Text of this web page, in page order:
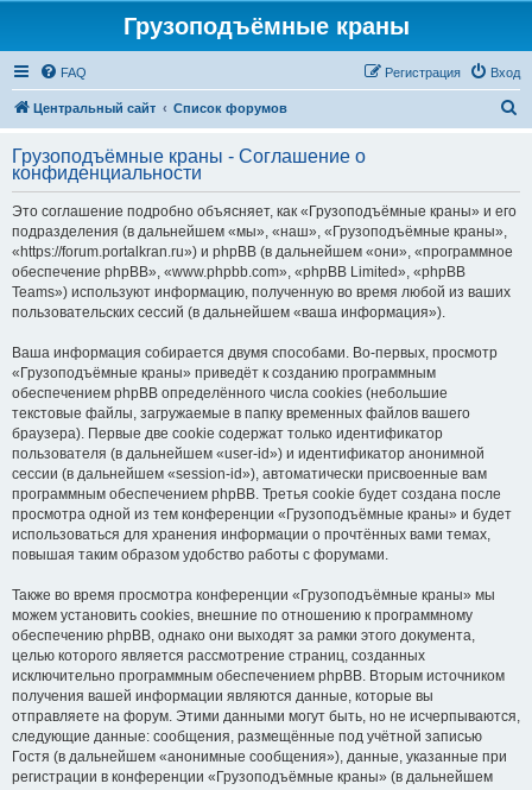
Грузоподъёмные краны
FAQ Вход
Регистрация
Центральный сайт Список форумов
с
Грузоподъёмные краны - Соглашение о
конфиденциальности
Это соглашение подробно объясняет, как «Грузоподъёмные краны» и его
подразделения (в дальнейшем «мы», «наш», «Грузоподъёмные краны»,
«https://forum.portalkran.ru») и phpBB (в дальнейшем «они», «программное
обеспечение phpBB», «www.phpbb.com», «phpBB Limited», «phpBB
Teams») используют информацию, полученную во время любой из ваших
пользовательских сессий (в дальнейшем «ваша информация»).
Ваша информация собирается двумя способами. Во-первых, просмотр
«Грузоподъёмные краны» приведёт к созданию программным
обеспечением phpBB определённого числа cookies (небольшие
текстовые файлы, загружаемые в папку временных файлов вашего
браузера). Первые две cookie содержат только идентификатор
пользователя (в дальнейшем «user-id») и идентификатор анонимной
сессии (в дальнейшем «session-id»), автоматически присвоенные вам
программным обеспечением phpBB. Третья cookie будет создана после
просмотра одной из тем конференции «Грузоподъёмные краны» и будет
использоваться для хранения информации о прочтённых вами темах,
повышая таким образом удобство работы с форумами.
Также во время просмотра конференции «Грузоподъёмные краны» мы
можем установить cookies, внешние по отношению к программному
обеспечению phpBB, однако они выходят за рамки этого документа,
целью которого является рассмотрение страниц, созданных
исключительно программным обеспечением phpBB. Вторым источником
получения вашей информации являются данные, которые вы
отправляете на форум. Этими данными могут быть, но не исчерпываются,
следующие данные: сообщения, размещённые под учётной записью
Гостя (в дальнейшем «анонимные сообщения»), данные, указанные при
регистрации в конференции «Грузоподъёмные краны» (в дальнейшем